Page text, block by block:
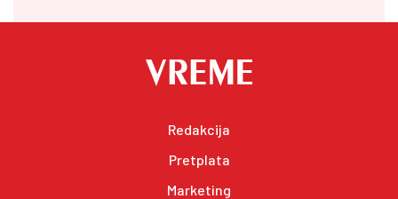
Redakcija
Pretplata
Marketing